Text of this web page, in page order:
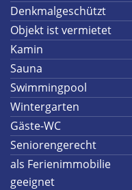
Denkmalgeschützt
Objekt ist vermietet
Kamin
Sauna
Swimmingpool
Wintergarten
Gäste-WC
Seniorengerecht
als Ferienimmobilie
geeignet